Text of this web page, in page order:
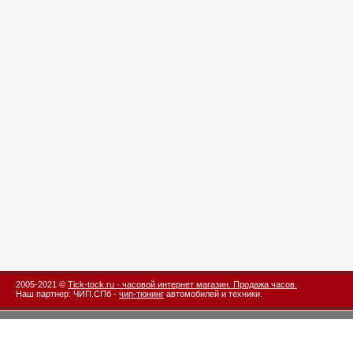
2005-2021 © Tick-tock.ru - часовой интернет магазин. Продажа часов.
Наш партнер: ЧИП.СПб - чип-тюнинг автомобилей и техники.